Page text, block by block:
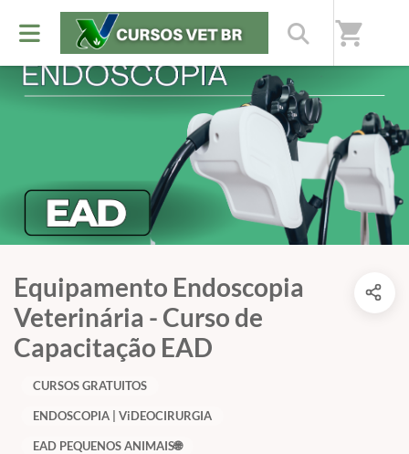
shopping_cart
Equipamento Endoscopia
Veterinária - Curso de
Capacitação EAD
CURSOS GRATUITOS
ENDOSCOPIA | ViDEOCIRURGIA
EAD PEQUENOS ANIMAIS🌐